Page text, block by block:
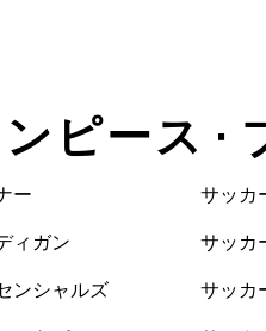
ピース •
ー
ィガン
ンシャルズ
サッカ
サッカ
サッカ